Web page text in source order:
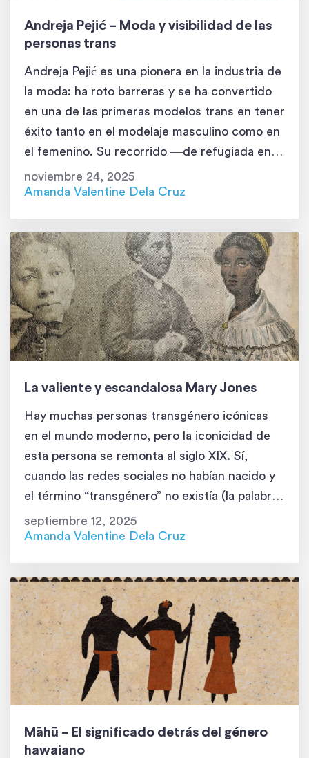
Andreja Pejić – Moda y visibilidad de las
personas trans
Andreja Pejić es una pionera en la industria de
la moda: ha roto barreras y se ha convertido
en una de las primeras modelos trans en tener
éxito tanto en el modelaje masculino como en
el femenino. Su recorrido ―de refugiada en
Bosnia y Herzegovina a icono internacional de
la moda― es inspirador. Conocida por […]
noviembre 24, 2025
Amanda Valentine Dela Cruz
La valiente y escandalosa Mary Jones
Hay muchas personas transgénero icónicas
en el mundo moderno, pero la iconicidad de
esta persona se remonta al siglo XIX. Sí,
cuando las redes sociales no habían nacido y
el término “transgénero” no existía (la palabra
fue acuñada recién en 1965). Hoy, aprenderás
sobre la vida de Mary Jones, una de las
septiembre 12, 2025
Amanda Valentine Dela Cruz
Māhū – El significado detrás del género
hawaiano